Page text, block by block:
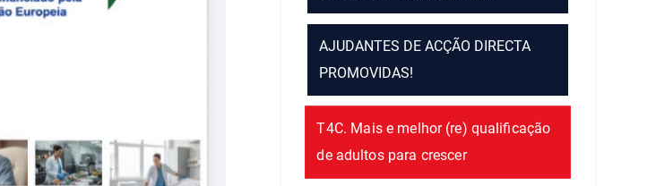
AJUDANTES DE ACÇÃO DIRECTA
PROMOVIDAS!
T4C. Mais e melhor (re) qualificação
de adultos para crescer